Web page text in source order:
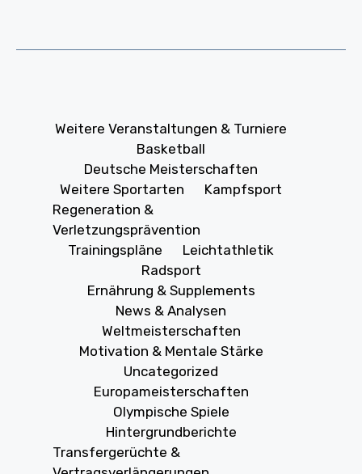
Weitere Veranstaltungen & Turniere
Basketball
Deutsche Meisterschaften
Weitere Sportarten
Kampfsport
Regeneration &
Verletzungsprävention
Trainingspläne
Leichtathletik
Radsport
Ernährung & Supplements
News & Analysen
Weltmeisterschaften
Motivation & Mentale Stärke
Uncategorized
Europameisterschaften
Olympische Spiele
Hintergrundberichte
Transfergerüchte &